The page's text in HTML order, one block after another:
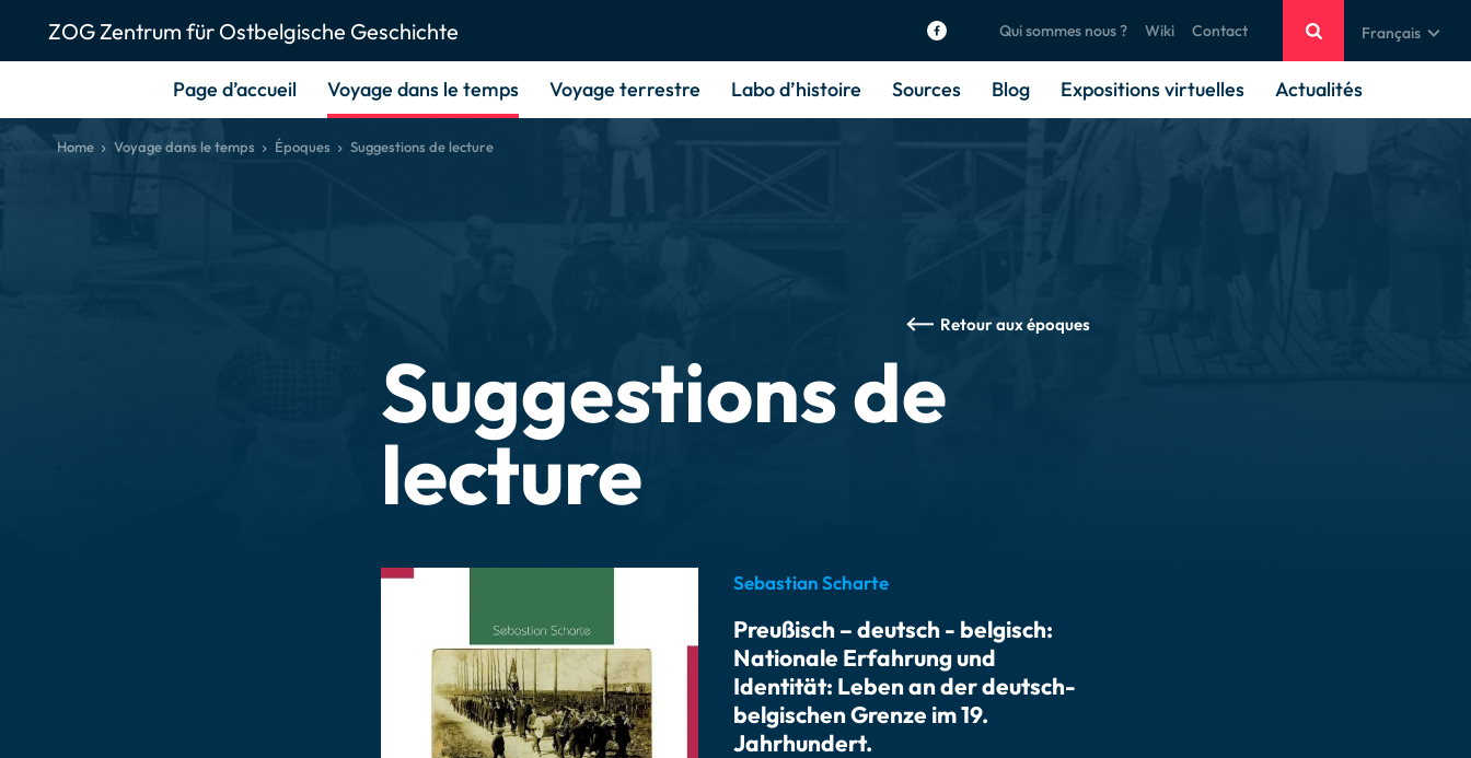
ZOG Zentrum für Ostbelgische Geschichte Qui sommes nous ? Wiki Contact Français
Page d’accueil Voyage dans le temps Voyage terrestre Labo d’histoire Sources Blog Expositions virtuelles Actualités
Home Voyage dans le temps Époques Suggestions de lecture
Retour aux époques
Suggestions de
lecture
Sebastian Scharte
Preußisch – deutsch - belgisch:
Nationale Erfahrung und
Identität: Leben an der deutsch-
belgischen Grenze im 19.
Jahrhundert.